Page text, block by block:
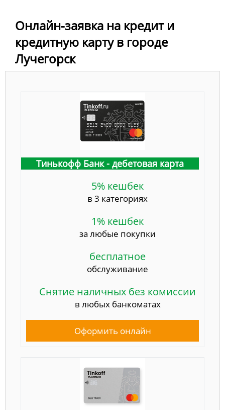
Онлайн-заявка на кредит и
кредитную карту в городе
Лучегорск
Тинькофф Банк - дебетовая карта
5% кешбек
в 3 категориях
1% кешбек
за любые покупки
бесплатное
обслуживание
Снятие наличных без комиссии
в любых банкоматах
Оформить онлайн